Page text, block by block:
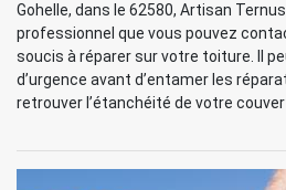
Gohelle, dans le 62580, Artisan
professionnel que vous pouvez
soucis à réparer sur votre toiture. Il
d’urgence avant d’entamer les
retrouver l’étanchéité de votre